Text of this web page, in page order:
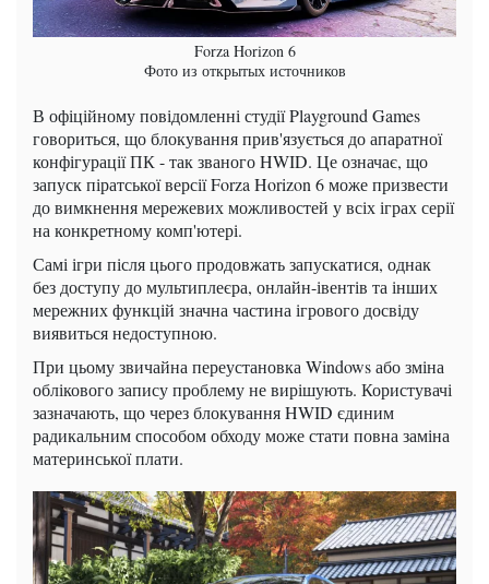
Forza Horizon 6
Фото из открытых источников
В офіційному повідомленні студії Playground Games
говориться, що блокування прив'язується до апаратної
конфігурації ПК - так званого HWID. Це означає, що
запуск піратської версії Forza Horizon 6 може призвести
до вимкнення мережевих можливостей у всіх іграх серії
на конкретному комп'ютері.
Самі ігри після цього продовжать запускатися, однак
без доступу до мультиплеєра, онлайн-івентів та інших
мережних функцій значна частина ігрового досвіду
виявиться недоступною.
При цьому звичайна переустановка Windows або зміна
облікового запису проблему не вирішують. Користувачі
зазначають, що через блокування HWID єдиним
радикальним способом обходу може стати повна заміна
материнської плати.